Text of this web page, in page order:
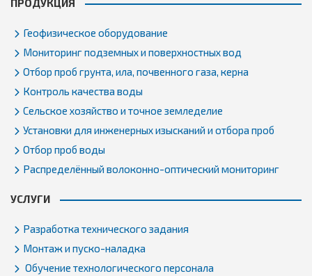
ПРОДУКЦИЯ
Геофизическое оборудование
Мониторинг подземных и поверхностных вод
Отбор проб грунта, ила, почвенного газа, керна
Контроль качества воды
Сельское хозяйство и точное земледелие
Установки для инженерных изысканий и отбора проб
Отбор проб воды
Распределённый волоконно-оптический мониторинг
УСЛУГИ
Разработка технического задания
Монтаж и пуско-наладка
Обучение технологического персонала